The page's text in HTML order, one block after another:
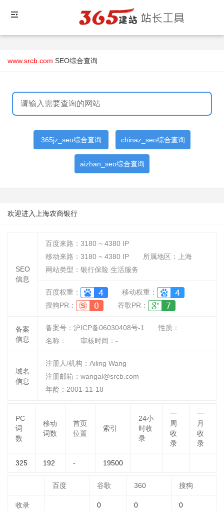
www.srcb.com SEO综合查询
365jz_seo综合查询 chinaz_seo综合查询
aizhan_seo综合查询
欢迎进入上海农商银行
SEO
信息
百度来路： 3180 ~ 4380 IP
移动来路： 3180 ~ 4380 IP
所属地区：上海
网站类型：银行保险 生活服务
百度权重：
移动权重：
搜狗PR：
谷歌PR：
备案
信息
备案号：沪ICP备06030408号-1
性质：
名称：
审核时间： -
域名
信息
注册人/机构：Ailing Wang
注册邮箱：wangal@srcb.com
年龄：2001-11-18
PC
词
数
移动
词数
首页
位置
索引
24小
时收
录
一
周
收
录
一
月
收
录
325 192 - 19500
百度 谷歌 360 搜狗
收录 0 0 0